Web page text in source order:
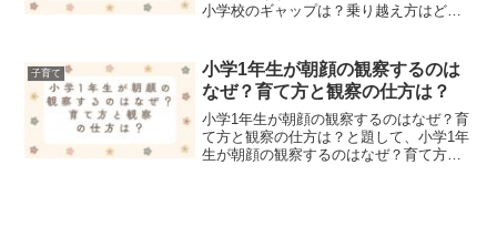
小学校のギャップは？乗り越え方はどう
子育て
小学1年生が朝顔の観察するのは
なぜ？育て方と観察の仕方は？
小学1年生が朝顔の観察するのはなぜ？育
て方と観察の仕方は？と題して、小学1年
生が朝顔の観察するのはなぜ？育て方と